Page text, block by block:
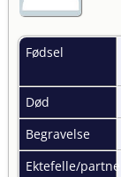
Fødsel
Død
Begravelse
Ektefelle/